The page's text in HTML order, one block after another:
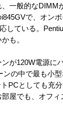
一般的な
で、オン
している。
も。
が120W電源に
ンの中で最も小
PCとしても充分
屋でも、オフ